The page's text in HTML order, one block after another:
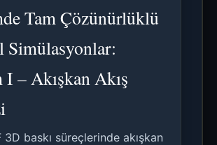
Tam Çözünürlüklü
Simülasyonlar:
– Akışkan Akış
3D baskı süreçlerinde akışkan